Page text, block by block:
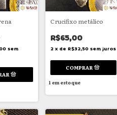
sem
Crucifixo metálico
R$65,00
2 x de R$32,50 sem juros
1em estoque